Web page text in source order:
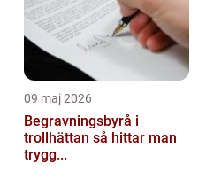
09 maj 2026
Begravningsbyrå i
trollhättan så hittar man
trygg...